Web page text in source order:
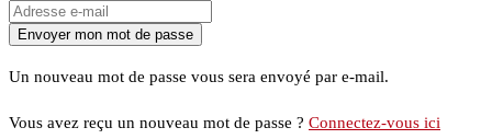
Un nouveau mot de passe vous sera envoyé par e-mail.
Vous avez reçu un nouveau mot de passe ? Connectez-vous ici